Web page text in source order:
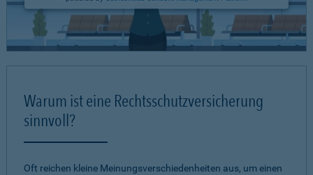
Warum ist eine Rechtsschutzversicherung
sinnvoll?
Oft reichen kleine Meinungsverschiedenheiten aus, um einen